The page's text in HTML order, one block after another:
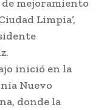
mejoramiento
Limpia’,
inició en la
Nuevo
donde la